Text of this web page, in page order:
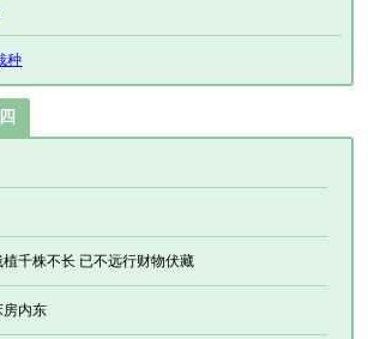
种
植千株不长 已不远行财物伏藏
房内东